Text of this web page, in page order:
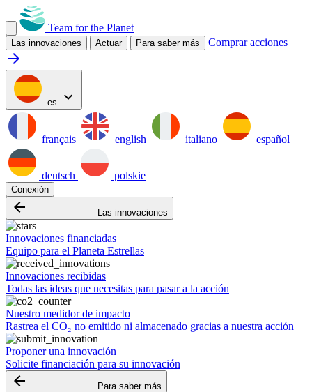
Team for the Planet
Las innovaciones Actuar Para saber más Comprar acciones
arrow_forward
es expand_more
français english italiano español
deutsch polskie
Conexión
arrow_backward Las innovaciones
Innovaciones financiadas
Equipo para el Planeta Estrellas
Innovaciones recibidas
Todas las ideas que necesitas para pasar a la acción
Nuestro medidor de impacto
Rastrea el CO₂ no emitido ni almacenado gracias a nuestra acción
Proponer una innovación
Solicite financiación para su innovación
arrow_backward Para saber más